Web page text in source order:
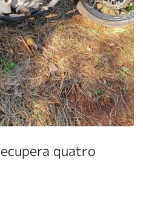
quatro